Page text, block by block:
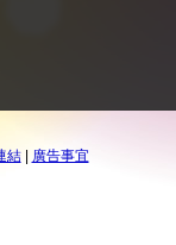
結| 廣告事宜